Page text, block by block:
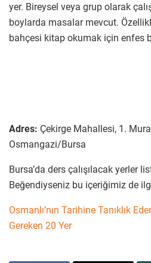
yer. Bireysel veya grup olarak
boylarda masalar mevcut.
bahçesi kitap okumak için enfes
Adres: Çekirge Mahallesi, 1.
Osmangazi/Bursa
Bursa’da ders çalışılacak yerler
Beğendiyseniz bu içeriğimiz de
Osmanlı’nın Tarihine Tanıklık
Gereken 20 Yer